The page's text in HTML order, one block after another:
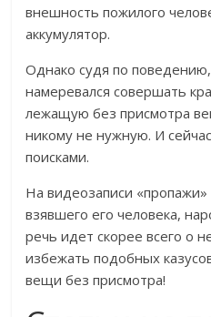
внешность пожилого
аккумулятор.
Однако судя по
намеревался совершать
лежащую без присмотра
никому не нужную. И
поисками.
На видеозаписи «пропажи»
взявшего его человека,
речь идет скорее всего о
избежать подобных
вещи без присмотра!